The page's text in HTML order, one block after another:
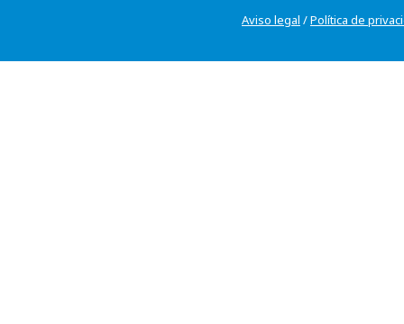
Aviso legal /Política de